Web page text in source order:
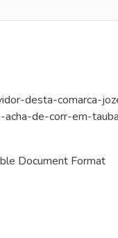
desta-comarca-
de-corr-em-
Document Format